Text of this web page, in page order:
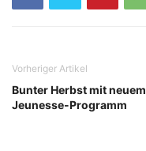
Vorheriger Artikel
Bunter Herbst mit neuem
Jeunesse-Programm